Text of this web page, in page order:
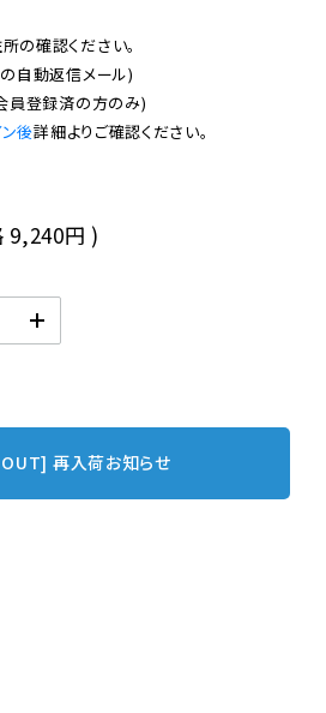
の確認ください。
自動返信メール)
員登録済の方のみ)
後
9,240円 )
再入荷お知らせ